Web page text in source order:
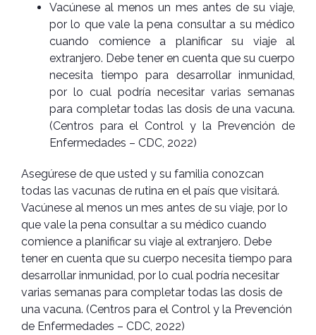
Vacúnese al menos un mes antes de su viaje,
por lo que vale la pena consultar a su médico
cuando comience a planificar su viaje al
extranjero. Debe tener en cuenta que su cuerpo
necesita tiempo para desarrollar inmunidad,
por lo cual podría necesitar varias semanas
para completar todas las dosis de una vacuna.
(Centros para el Control y la Prevención de
Enfermedades – CDC, 2022)
Asegúrese de que usted y su familia conozcan
todas las vacunas de rutina en el país que visitará.
Vacúnese al menos un mes antes de su viaje, por lo
que vale la pena consultar a su médico cuando
comience a planificar su viaje al extranjero. Debe
tener en cuenta que su cuerpo necesita tiempo para
desarrollar inmunidad, por lo cual podría necesitar
varias semanas para completar todas las dosis de
una vacuna. (Centros para el Control y la Prevención
de Enfermedades – CDC, 2022)